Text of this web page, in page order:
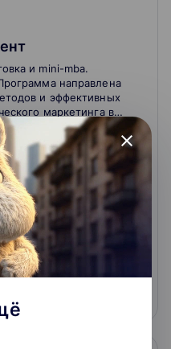
и mini-mba.
направлена
и эффективных
маркетинга в
актуальные
систем и др.
close